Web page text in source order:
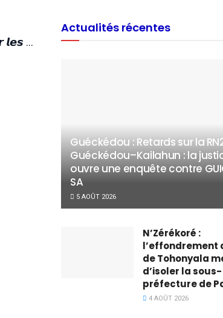
...
Actualités récentes
Guéckédou : Retards sur la
Guéckédou–Kailahun : la
ouvre une enquête contre
SA
5 AOÛT 2026
N’Zérékoré :
l’effondrement
de Tohonyala
d’isoler la sous-
préfecture de
4 AOÛT 2026